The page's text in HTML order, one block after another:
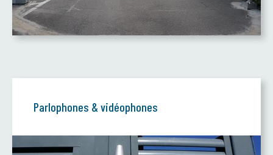
Parlophones & vidéophones